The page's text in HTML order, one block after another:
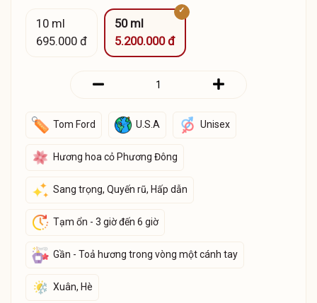
10 ml
695.000 đ
50 ml
5.200.000 đ
Tom Ford U.S.A Unisex
Hương hoa cỏ Phương Đông
Sang trọng, Quyến rũ, Hấp dẫn
Tạm ổn - 3 giờ đến 6 giờ
Gần - Toả hương trong vòng một cánh tay
Xuân, Hè